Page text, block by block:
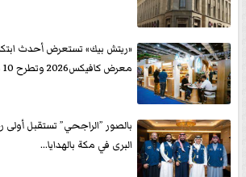
«ريتش بيك» تستعرض أحدث
معرض كافيكس2026 وتطرح 10 منتجات...
بالصور ”الراجحي” تستقبل
البرى في مكة بالهدايا...